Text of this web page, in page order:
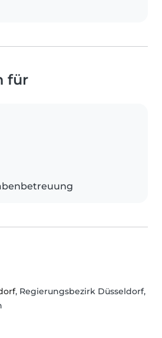
für
, Regierungsbezirk Düsseldorf,